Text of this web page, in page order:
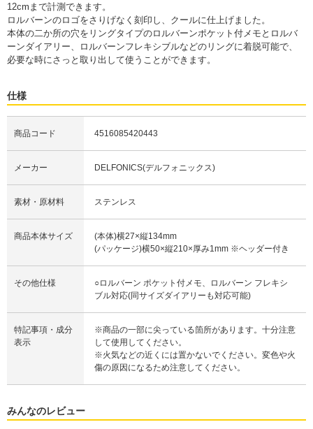
12cmまで計測できます。
ロルバーンのロゴをさりげなく刻印し、クールに仕上げました。
本体の二か所の穴をリングタイプのロルバーンポケット付メモとロルバ
ーンダイアリー、ロルバーンフレキシブルなどのリングに着脱可能で、
必要な時にさっと取り出して使うことができます。
仕様
商品コード 4516085420443
メーカー DELFONICS(デルフォニックス)
素材・原材料 ステンレス
商品本体サイズ
(本体)横27×縦134mm
(パッケージ)横50×縦210×厚み1mm ※ヘッダー付き
その他仕様
○ロルバーン ポケット付メモ、ロルバーン フレキシ
ブル対応(同サイズダイアリーも対応可能)
特記事項・成分
表示
※商品の一部に尖っている箇所があります。十分注意
して使用してください。
※火気などの近くには置かないでください。変色や火
傷の原因になるため注意してください。
みんなのレビュー